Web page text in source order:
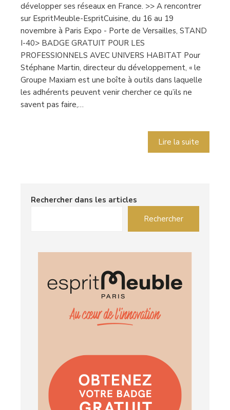
développer ses réseaux en France. >> A rencontrer
sur EspritMeuble-EspritCuisine, du 16 au 19
novembre à Paris Expo - Porte de Versailles, STAND
I-40> BADGE GRATUIT POUR LES
PROFESSIONNELS AVEC UNIVERS HABITAT Pour
Stéphane Martin, directeur du développement, « le
Groupe Maxiam est une boîte à outils dans laquelle
les adhérents peuvent venir chercher ce qu’ils ne
savent pas faire,…
Lire la suite
Rechercher dans les articles
Rechercher